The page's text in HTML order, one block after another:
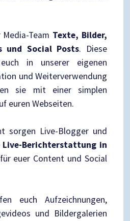
Team Texte, Bilder,
und Social Posts. Diese
in unserer eigenen
und Weiterverwendung
sie mit einer simplen
euren Webseiten.
sorgen Live-Blogger und
Live-Berichterstattung in
euer Content und Social
euch Aufzeichnungen,
und Bildergalerien